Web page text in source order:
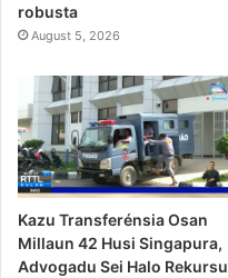
robusta
August 5, 2026
Kazu Transferénsia Osan
Millaun 42 Husi Singapura,
Advogadu Sei Halo Rekursu